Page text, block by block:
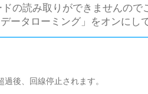
の読み取りができませんので
ータローミング」をオンにし
後、回線停止されます。